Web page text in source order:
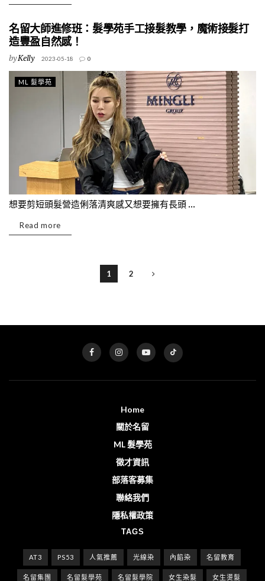
名留大師進修班：髮學苑手工接髮教學，魔術接髮打
造豐盈自然感！
byKelly 2023-05-18 0
ML 髮學苑
想要剪短頭髮營造俐落清爽感又想要擁有長頭 ...
Read more
1 2
Home
關於名留
ML 髮學苑
徵才資訊
部落客募集
聯絡我們
隱私權政策
TAGS
AT3 PS53 人氣推薦 光線染 內餡染 名留教育
名留集團 名留髮學苑 名留髮學院 女生染髮 女生燙髮